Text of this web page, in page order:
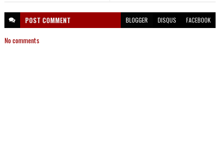
POST COMMENT BLOGGER DISQUS FACEBOOK
No comments